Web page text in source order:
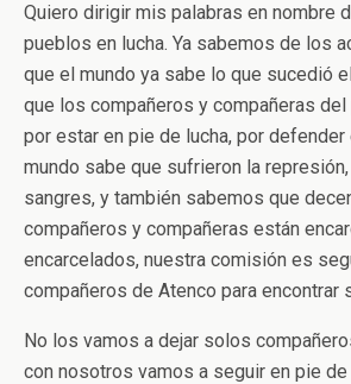
Quiero dirigir mis palabras en nombre
pueblos en lucha. Ya sabemos de los
que el mundo ya sabe lo que sucedió
que los compañeros y compañeras
por estar en pie de lucha, por defender
mundo sabe que sufrieron la
sangres, y también sabemos que
compañeros y compañeras están
encarcelados, nuestra comisión es
compañeros de Atenco para encontrar
No los vamos a dejar solos
con nosotros vamos a seguir en pie de